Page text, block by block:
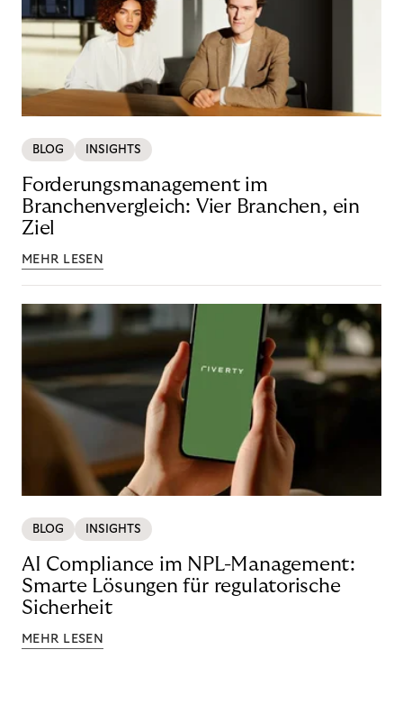
BLOG INSIGHTS
Forderungsmanagement im
Branchenvergleich: Vier Branchen, ein
Ziel
MEHR LESEN
BLOG INSIGHTS
AI Compliance im NPL-Management:
Smarte Lösungen für regulatorische
Sicherheit
MEHR LESEN